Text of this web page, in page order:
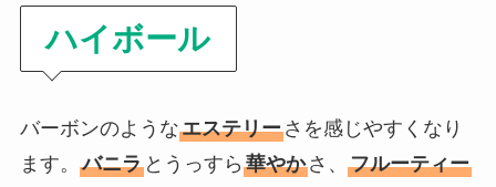
ハイボール
バーボンのようなエステリーさを感じやすくなり
ます。 バニラとうっすら 華やかさ、 フルーティー